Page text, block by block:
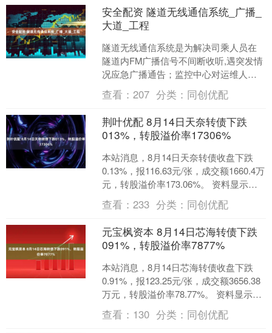
安全配资 隧道无线通信系统_广播_
大道_工程
隧道无线通信系统是为解决司乘人员在
隧道内FM广播信号不间断收听,遇突发情
况应急广播通告；监控中心对运维人员
无障碍调度管理；公安交警、消防人员
的警务执勤、消防救援....
查看：207 分类： 同创优配
荆叶优配 8月14日天奈转债下跌
013%，转股溢价率17306%
本站消息，8月14日天奈转债收盘下跌
0.13%，报116.63元/张，成交额1660.4万
元，转股溢价率173.06%。 资料显示，
天奈转债信用级别为“AA-”....
查看：233 分类： 同创优配
元宝枫资本 8月14日芯海转债下跌
091%，转股溢价率7877%
本站消息，8月14日芯海转债收盘下跌
0.91%，报123.25元/张，成交额3656.38
万元，转股溢价率78.77%。 资料显示，
芯海转债信用级别为“A+”，....
查看： 130 分类： 同创优配